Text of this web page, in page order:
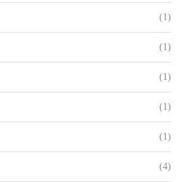
(1)
(1)
(1)
(1)
(1)
(4)